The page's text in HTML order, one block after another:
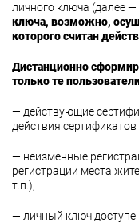
личного ключа (далее —
ключа, возможно,
которого считан
Дистанционно
только те
— действующие
действия
— неизменные
регистрации места
т.п.);
— личный ключ